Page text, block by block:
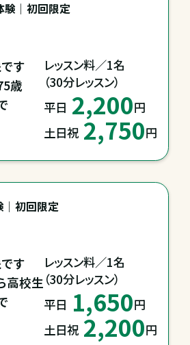
験｜初回限定
す
歳
レッスン料／1名
（30分レッスン）
平日 2,200円
土日祝 2,750円
｜初回限定
す
高校生
レッスン料／1名
（30分レッスン）
平日 1,650円
土日祝 2,200円